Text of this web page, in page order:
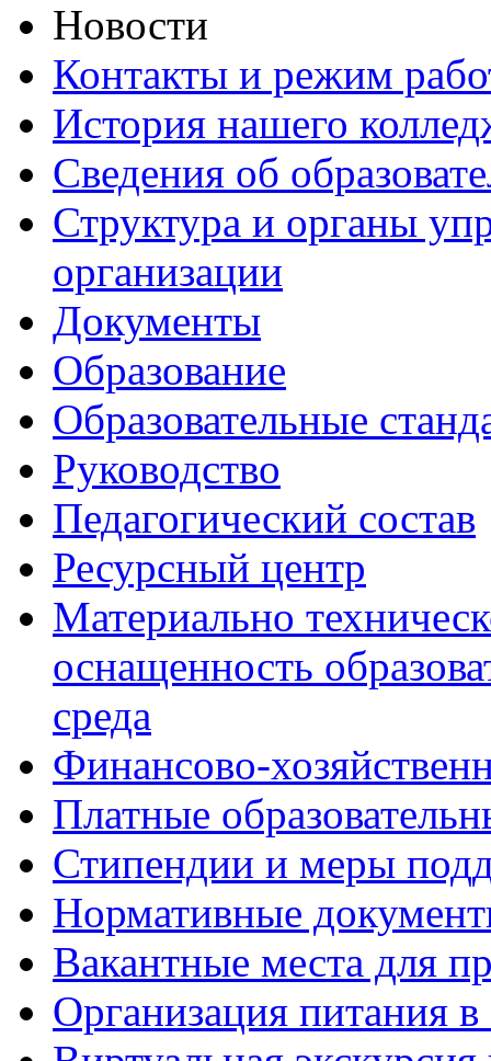
Новости
Контакты и режим
История нашего
Сведения об
Структура и органы
организации
Документы
Образование
Образовательные
Руководство
Педагогический состав
Ресурсный центр
Материально
оснащенность
среда
Финансово-
Платные
Стипендии и меры
Нормативные
Вакантные места для
Организация питания в